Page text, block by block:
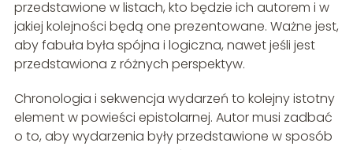
przedstawione w listach, kto będzie ich autorem i w
jakiej kolejności będą one prezentowane. Ważne jest,
aby fabuła była spójna i logiczna, nawet jeśli jest
przedstawiona z różnych perspektyw.
Chronologia i sekwencja wydarzeń to kolejny istotny
element w powieści epistolarnej. Autor musi zadbać
o to, aby wydarzenia były przedstawione w sposób